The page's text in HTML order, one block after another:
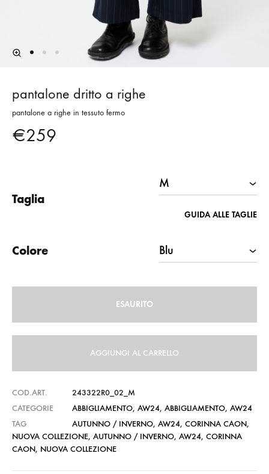
pantalone dritto a righe
pantalone a righe in tessuto fermo
€259
Taglia
GUIDA ALLE TAGLIE
Colore
ESAURITO
AGGIUNGI AL CARRELLO
COD.ART.
243322R0_02_M
CATEGORIE
ABBIGLIAMENTO, AW24, ABBIGLIAMENTO, AW24
TAG
AUTUNNO / INVERNO, AW24, CORINNA CAON,
NUOVA COLLEZIONE, AUTUNNO / INVERNO, AW24, CORINNA
CAON, NUOVA COLLEZIONE